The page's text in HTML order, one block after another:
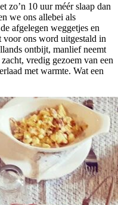
zo’n 10 uur méér slaap dan
we ons allebei als
afgelegen weggetjes en
voor ons word uitgestald in
ontbijt, manlief neemt
vredig gezoem van een
met warmte. Wat een